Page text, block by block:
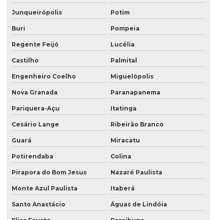
Serviço terceirizado de limpeza
Serviço de zelador condomínio
Serviço de zelador terceirizado
Serviços de facilities
Serviços de portaria e limpeza
Serviços de portaria e recepção
Serviços de recepção e portaria
Serviços de zeladoria e segurança em condomínios
Sistema de portaria virtual
Soluções em facilities
Junqueirópolis Potim
Buri Pompeia
Regente Feijó Lucélia
Castilho Palmital
Engenheiro Coelho Miguelópolis
Nova Granada Paranapanema
Pariquera-Açu Itatinga
Cesário Lange Ribeirão Branco
Guará Miracatu
Potirendaba Colina
Pirapora do Bom Jesus Nazaré Paulista
Monte Azul Paulista Itaberá
Santo Anastácio Águas de Lindóia